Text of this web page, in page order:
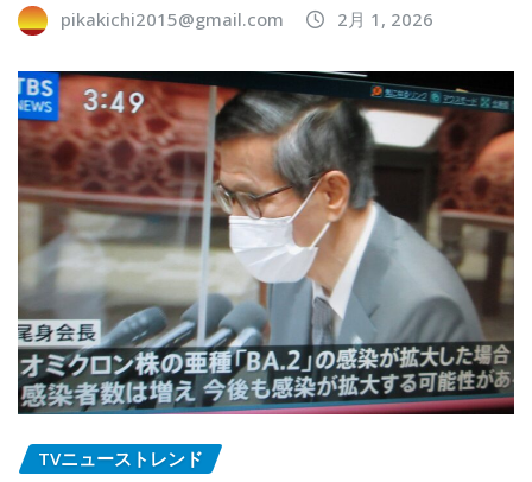
pikakichi2015@gmail.com 2月 1, 2026
TVニューストレンド